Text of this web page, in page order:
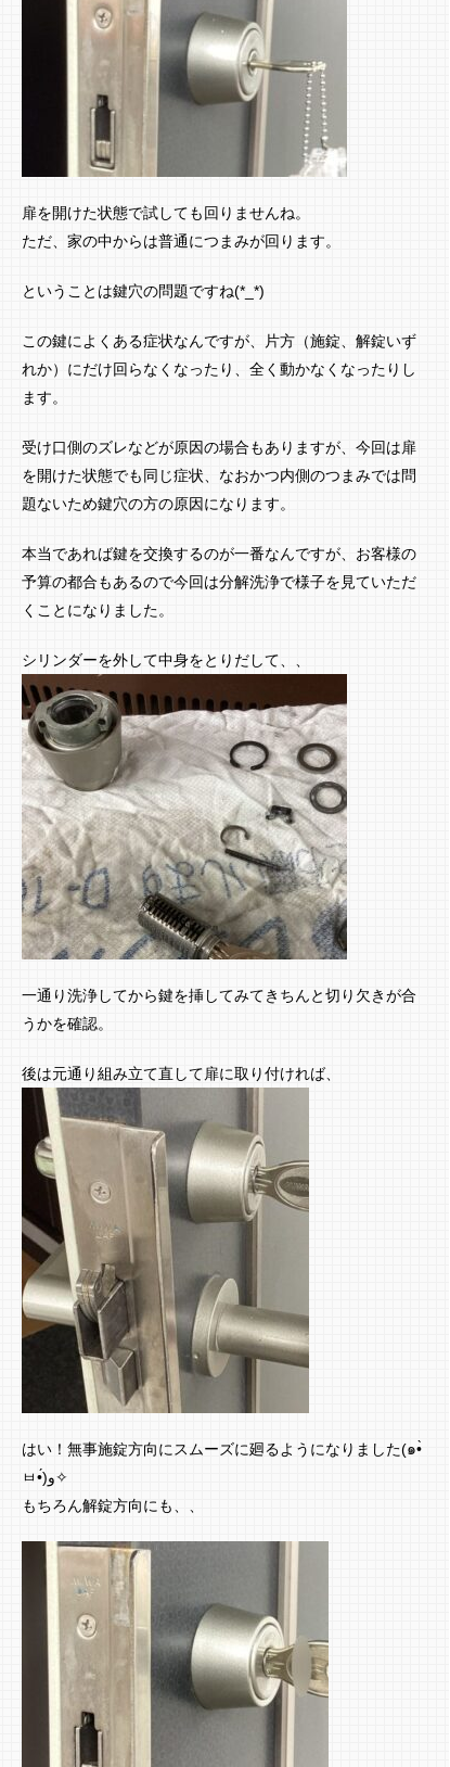
扉を開けた状態で試しても回りませんね。
ただ、家の中からは普通につまみが回ります。
ということは鍵穴の問題ですね(*_*)
この鍵によくある症状なんですが、片方（施錠、解錠いず
れか）にだけ回らなくなったり、全く動かなくなったりし
ます。
受け口側のズレなどが原因の場合もありますが、今回は扉
を開けた状態でも同じ症状、なおかつ内側のつまみでは問
題ないため鍵穴の方の原因になります。
本当であれば鍵を交換するのが一番なんですが、お客様の
予算の都合もあるので今回は分解洗浄で様子を見ていただ
くことになりました。
シリンダーを外して中身をとりだして、、
一通り洗浄してから鍵を挿してみてきちんと切り欠きが合
うかを確認。
後は元通り組み立て直して扉に取り付ければ、
はい！無事施錠方向にスムーズに廻るようになりました(๑•̀
ㅂ•́)و✧
もちろん解錠方向にも、、